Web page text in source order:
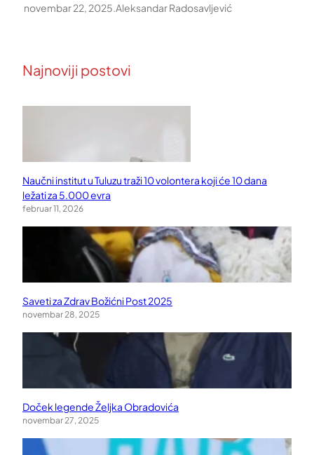
novembar 22, 2025.Aleksandar Radosavljević
Najnoviji postovi
Naučni institut u Tuluzu traži 10 volontera koji će 10 dana
ležati za 5.000 evra
februar 11, 2026
Saveti za Zdrav Božićni Post 2025
novembar 28, 2025
Doček legende Željka Obradovića
novembar 27, 2025